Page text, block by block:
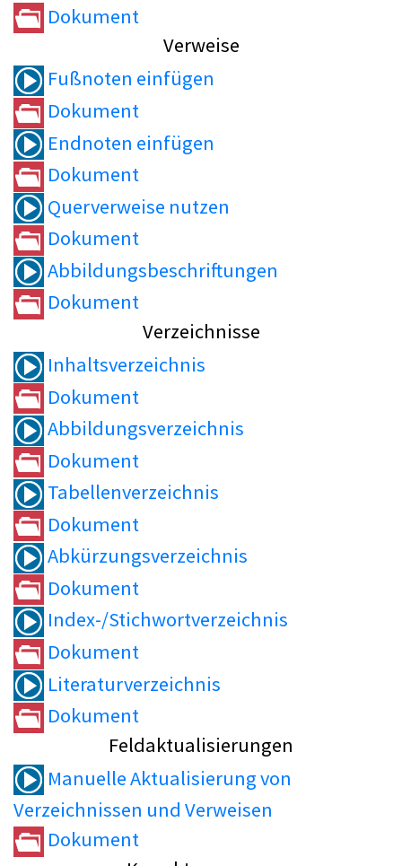
Dokument
Verweise
Fußnoten einfügen
Dokument
Endnoten einfügen
Dokument
Querverweise nutzen
Dokument
Abbildungsbeschriftungen
Dokument
Verzeichnisse
Inhaltsverzeichnis
Dokument
Abbildungsverzeichnis
Dokument
Tabellenverzeichnis
Dokument
Abkürzungsverzeichnis
Dokument
Index-/Stichwortverzeichnis
Dokument
Literaturverzeichnis
Dokument
Feldaktualisierungen
Manuelle Aktualisierung von
Verzeichnissen und Verweisen
Dokument